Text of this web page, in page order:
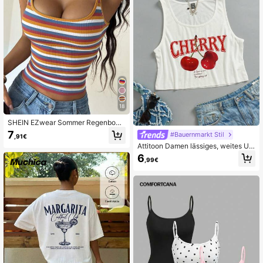
18
SHEIN EZwear Sommer Regenboge
n Streifen Muster Träger Top
7 ,91€ #Bauernmarkt Stil
Attitoon Damen lässiges, weites U-
Ausschnitt Crop Trägershirt mit Kirs
chprint
6 ,99€